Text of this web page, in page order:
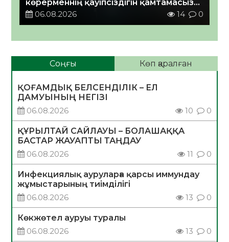
көрерменнің қауіпсіздігін қамтамасыз
етті06.08.2026 14 0
Соңғы Көп қаралған
ҚОҒАМДЫҚ БЕЛСЕНДІЛІК – ЕЛ
ДАМУЫНЫҢ НЕГІЗІ
06.08.2026
10 0
ҚҰРЫЛТАЙ САЙЛАУЫ – БОЛАШАҚҚА
БАСТАР ЖАУАПТЫ ТАҢДАУ
06.08.2026
11 0
Инфекциялық ауруларға қарсы иммундау
жұмыстарының тиімділігі
06.08.2026
13 0
Көкжөтел ауруы туралы
06.08.2026
13 0